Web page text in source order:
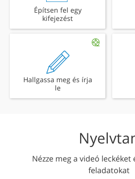
Építsen fel egy
kifejezést
Hallgassa meg és írja
le
Nézze meg a videó leckéket
feladatokat